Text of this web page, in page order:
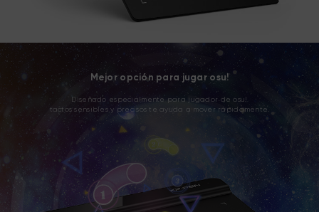
Mejor opción para jugar osu!
Diseñado especialmente para jugador de osu!
tactos sensibles y precisos te ayuda a mover rápidamente.